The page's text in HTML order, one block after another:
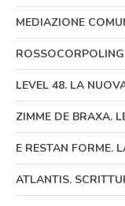
MEDIAZIONE
LEVEL 48. LA
ZIMME DE BRAXA.
E RESTAN FORME.
ATLANTIS.